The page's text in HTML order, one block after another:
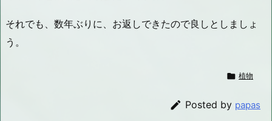
それでも、数年ぶりに、お返しできたので良しとしましょ
う。
 植物
 Posted by papas